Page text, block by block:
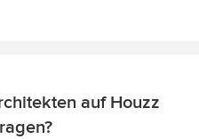
auf Houzz